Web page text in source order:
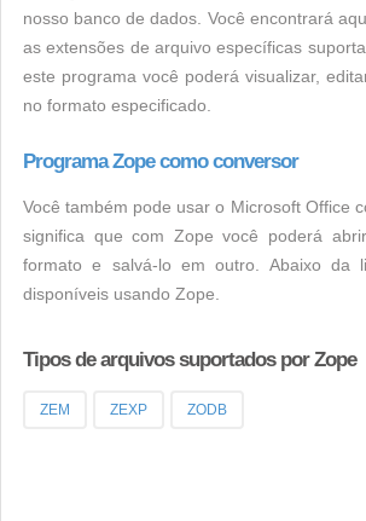
nosso banco de dados. Você encontrará
as extensões de arquivo específicas
este programa você poderá visualizar,
no formato especificado.
Programa Zope como conversor
Você também pode usar o Microsoft Office
significa que com Zope você poderá
formato e salvá-lo em outro. Abaixo da
disponíveis usando Zope.
Tipos de arquivos suportados por Zope
ZEM ZEXP ZODB